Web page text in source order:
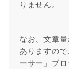
りません。
なお、文章
ありますの
ーサー」ブ